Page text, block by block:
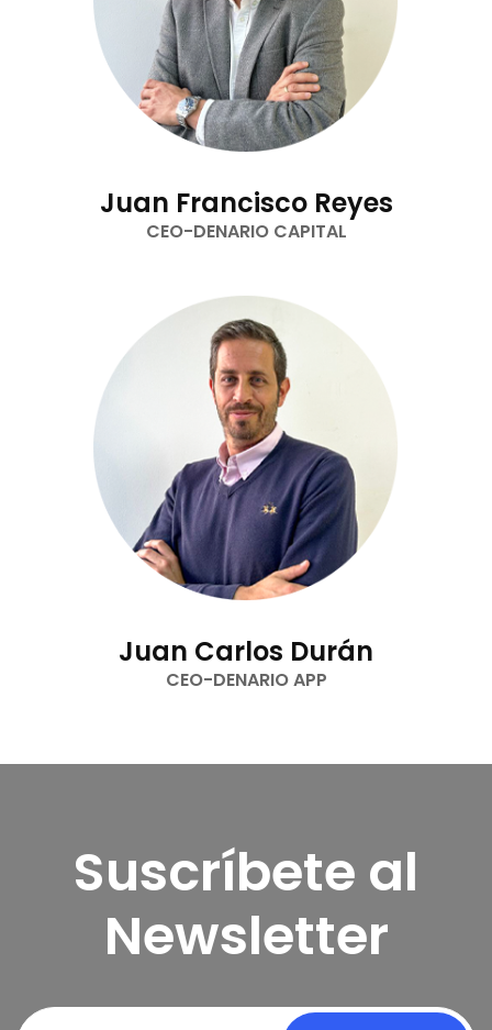
Juan Francisco Reyes
CEO-DENARIO CAPITAL
Juan Carlos Durán
CEO-DENARIO APP
Suscríbete al
Newsletter